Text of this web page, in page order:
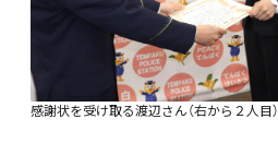
感謝状を受け取る渡辺さん（右から２人目）